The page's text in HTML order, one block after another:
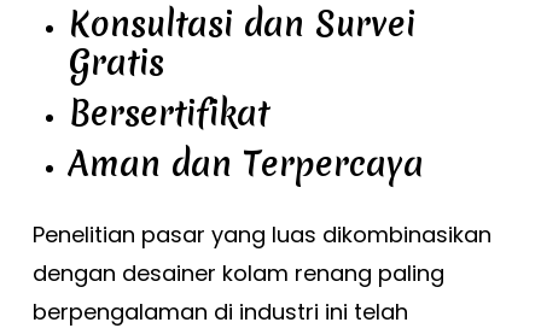
Konsultasi dan Survei
Gratis
Bersertifikat
Aman dan Terpercaya
Penelitian pasar yang luas dikombinasikan
dengan desainer kolam renang paling
berpengalaman di industri ini telah